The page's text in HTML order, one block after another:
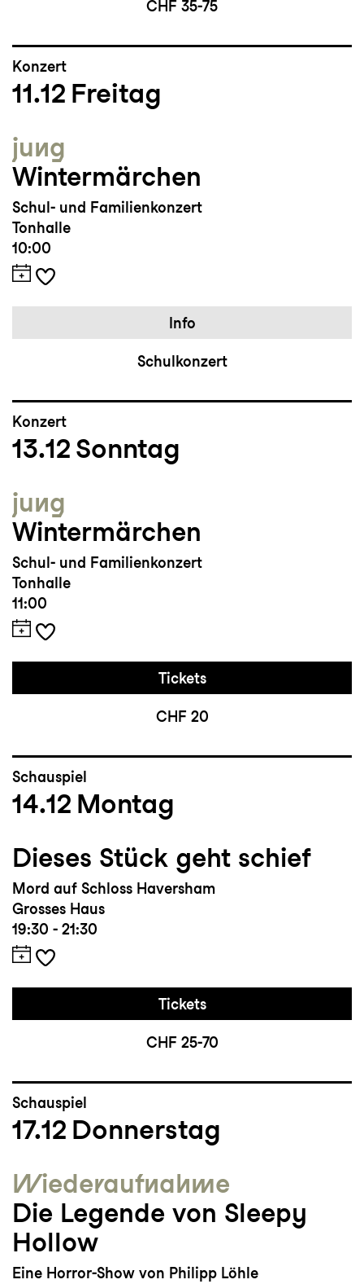
CHF 35-75
Konzert
11.12 Freitag
jung
Wintermärchen
Schul- und Familienkonzert
Tonhalle
10:00
Info
Schulkonzert
Konzert
13.12 Sonntag
jung
Wintermärchen
Schul- und Familienkonzert
Tonhalle
11:00
Tickets
CHF 20
Schauspiel
14.12 Montag
Dieses Stück geht schief
Mord auf Schloss Haversham
Grosses Haus
19:30 - 21:30
Tickets
CHF 25-70
Schauspiel
17.12 Donnerstag
Wieder­aufnahme
Die Legende von Sleepy
Hollow
Eine Horror-Show von Philipp Löhle